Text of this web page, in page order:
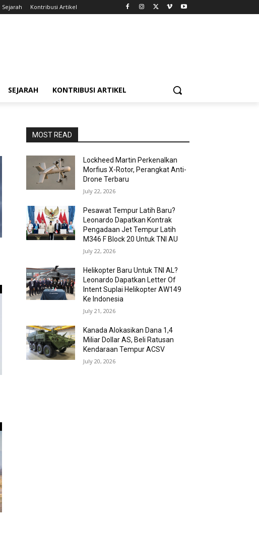
Sejarah Kontribusi Artikel
SEJARAH KONTRIBUSI ARTIKEL
MOST READ
Lockheed Martin Perkenalkan
Morfius X-Rotor, Perangkat Anti-
Drone Terbaru
July 22, 2026
Pesawat Tempur Latih Baru?
Leonardo Dapatkan Kontrak
Pengadaan Jet Tempur Latih
M346 F Block 20 Untuk TNI AU
July 22, 2026
Helikopter Baru Untuk TNI AL?
Leonardo Dapatkan Letter Of
Intent Suplai Helikopter AW149
Ke Indonesia
July 21, 2026
Kanada Alokasikan Dana 1,4
Miliar Dollar AS, Beli Ratusan
Kendaraan Tempur ACSV
July 20, 2026